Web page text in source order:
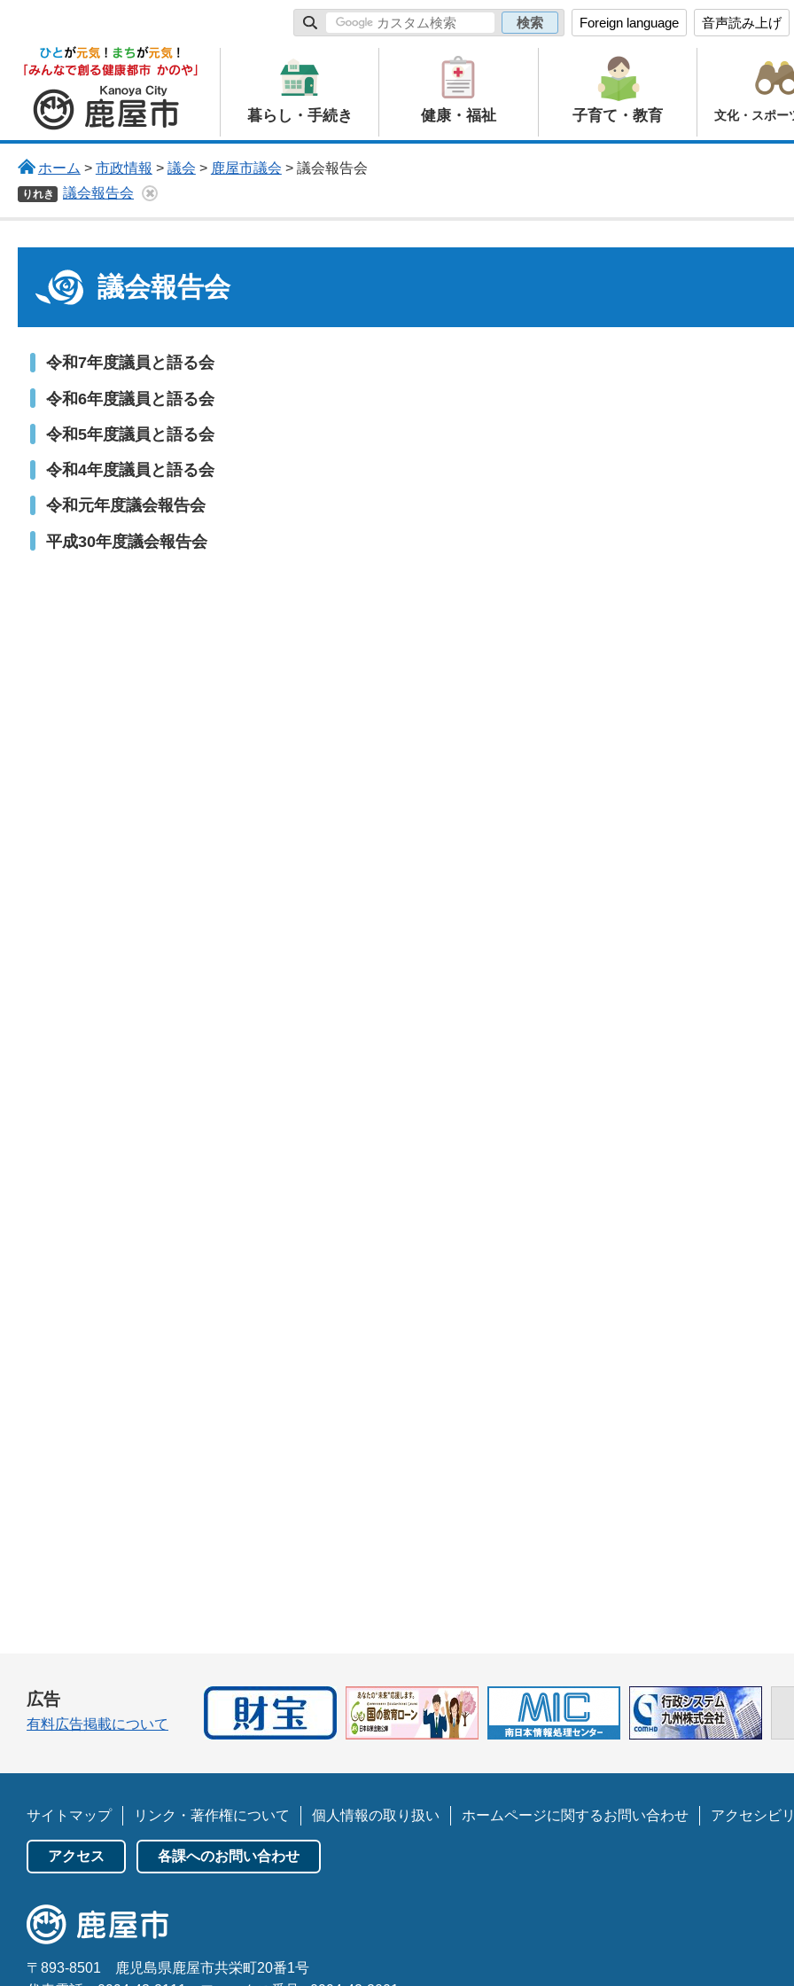
Foreign language 音声読み上げ
鹿屋市
暮らし・手続き 健康・福祉 子育て・教育 文化・スポー
ホーム > 市政情報 > 議会 > 鹿屋市議会 > 議会報告会
りれき 議会報告会
議会報告会
令和7年度議員と語る会
令和6年度議員と語る会
令和5年度議員と語る会
令和4年度議員と語る会
令和元年度議会報告会
平成30年度議会報告会
広告
有料広告掲載について
サイトマップ リンク・著作権について 個人情報の取り扱い ホームページに関するお問い合わせ アクセシビ
アクセス 各課へのお問い合わせ
〒893-8501
鹿児島県鹿屋市共栄町20番1号